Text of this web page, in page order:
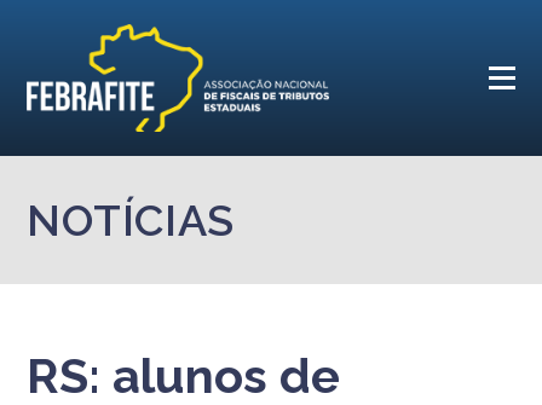
NOTÍCIAS
RS: alunos de